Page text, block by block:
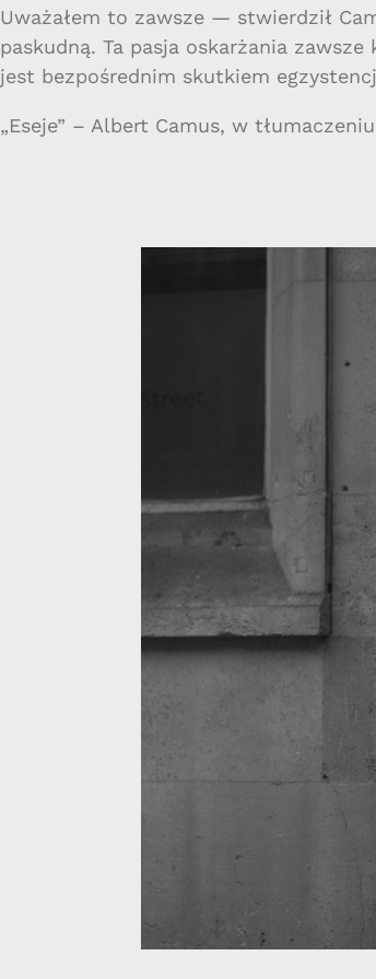
Uważałem to zawsze — stwierdził
paskudną. Ta pasja oskarżania
jest bezpośrednim skutkiem
„Eseje” – Albert Camus, w